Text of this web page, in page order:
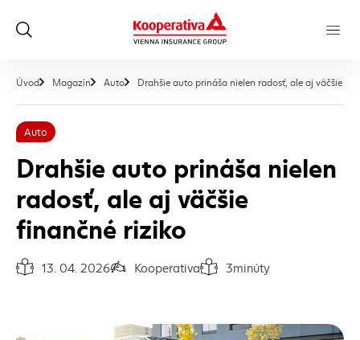
Úvod Magazín Auto Drahšie auto prináša nielen radosť, ale aj väčšie
Auto
Drahšie auto prináša nielen
radosť, ale aj väčšie
finančné riziko
Dátum vydania článku:
13. 04. 2026Autor článku:
KooperativaČas na prečítanie článku:
3minúty